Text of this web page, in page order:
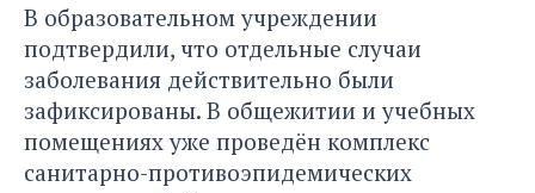
В образовательном учреждении
подтвердили, что отдельные случаи
заболевания действительно были
зафиксированы. В общежитии и учебных
помещениях уже проведён комплекс
санитарно-противоэпидемических